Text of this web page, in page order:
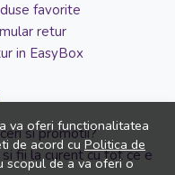
va oferi functionalitatea
de acord cu Politica de
scopul de a va oferi o
favorite
retur
in EasyBox
si promotii?
fii la curent cu tot ce e